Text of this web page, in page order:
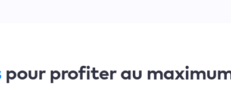
pour profiter au